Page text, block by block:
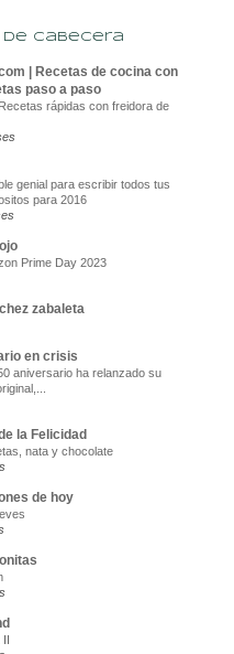
de cabecera
| Recetas de cocina con
paso a paso
rápidas con freidora de
genial para escribir todos tus
para 2016
Prime Day 2023
zabaleta
en crisis
aniversario ha relanzado su
la Felicidad
nata y chocolate
de hoy
II